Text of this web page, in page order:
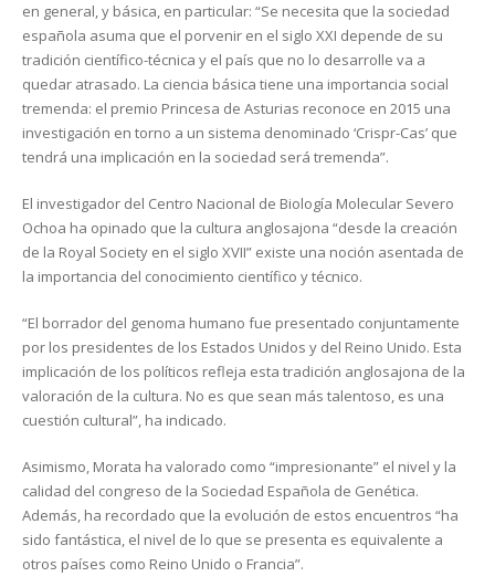
en general, y básica, en particular: “Se necesita que la sociedad
española asuma que el porvenir en el siglo XXI depende de su
tradición científico-técnica y el país que no lo desarrolle va a
quedar atrasado. La ciencia básica tiene una importancia social
tremenda: el premio Princesa de Asturias reconoce en 2015 una
investigación en torno a un sistema denominado ‘Crispr-Cas’ que
tendrá una implicación en la sociedad será tremenda”.
El investigador del Centro Nacional de Biología Molecular Severo
Ochoa ha opinado que la cultura anglosajona “desde la creación
de la Royal Society en el siglo XVII” existe una noción asentada de
la importancia del conocimiento científico y técnico.
“El borrador del genoma humano fue presentado conjuntamente
por los presidentes de los Estados Unidos y del Reino Unido. Esta
implicación de los políticos refleja esta tradición anglosajona de la
valoración de la cultura. No es que sean más talentoso, es una
cuestión cultural”, ha indicado.
Asimismo, Morata ha valorado como “impresionante” el nivel y la
calidad del congreso de la Sociedad Española de Genética.
Además, ha recordado que la evolución de estos encuentros “ha
sido fantástica, el nivel de lo que se presenta es equivalente a
otros países como Reino Unido o Francia”.